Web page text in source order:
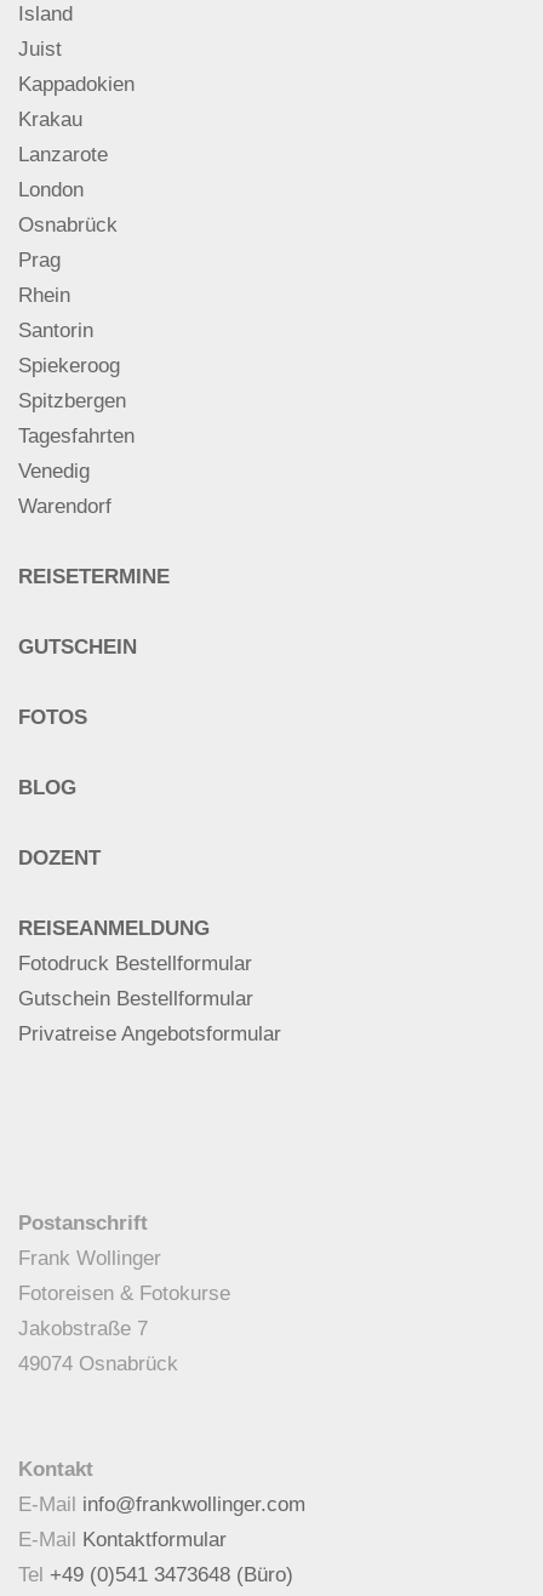
Island
Juist
Kappadokien
Krakau
Lanzarote
London
Osnabrück
Prag
Rhein
Santorin
Spiekeroog
Spitzbergen
Tagesfahrten
Venedig
Warendorf
REISETERMINE
GUTSCHEIN
FOTOS
BLOG
DOZENT
REISEANMELDUNG
Fotodruck Bestellformular
Gutschein Bestellformular
Privatreise Angebotsformular
Postanschrift
Frank Wollinger
Fotoreisen & Fotokurse
Jakobstraße 7
49074 Osnabrück
Kontakt
E-Mail info@frankwollinger.com
E-Mail Kontaktformular
Tel +49 (0)541 3473648 (Büro)